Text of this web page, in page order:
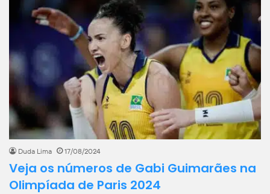
Duda Lima 17/08/2024
Veja os números de Gabi Guimarães na
Olimpíada de Paris 2024